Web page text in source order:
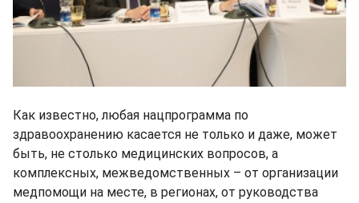
Как известно, любая нацпрограмма по
здравоохранению касается не только и даже, может
быть, не столько медицинских вопросов, а
комплексных, межведомственных – от организации
медпомощи на месте, в регионах, от руководства